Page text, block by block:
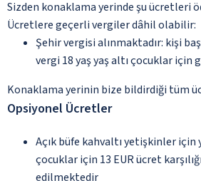
Sizden konaklama yerinde şu ücretleri
Ücretlere geçerli vergiler dâhil olabilir:
Şehir vergisi alınmaktadır: kişi
vergi 18 yaş yaş altı çocuklar için
Konaklama yerinin bize bildirdiği tüm
Opsiyonel Ücretler
Açık büfe kahvaltı yetişkinler için
çocuklar için 13 EUR ücret
edilmektedir